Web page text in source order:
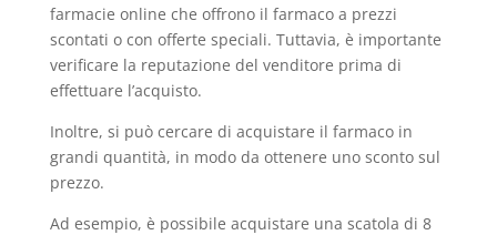
farmacie online che offrono il farmaco a prezzi
scontati o con offerte speciali. Tuttavia, è importante
verificare la reputazione del venditore prima di
effettuare l’acquisto.
Inoltre, si può cercare di acquistare il farmaco in
grandi quantità, in modo da ottenere uno sconto sul
prezzo.
Ad esempio, è possibile acquistare una scatola di 8